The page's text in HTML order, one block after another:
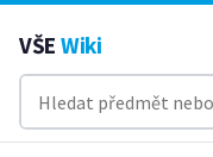
VŠE Wiki